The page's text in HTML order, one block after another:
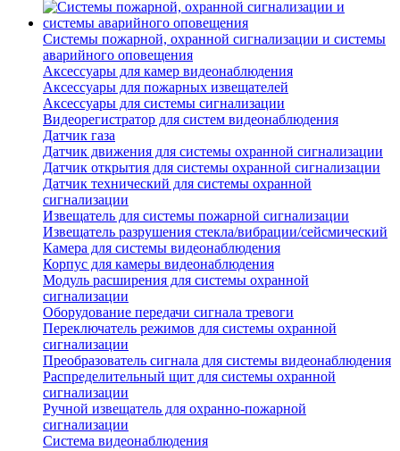
Системы пожарной, охранной сигнализации и системы
аварийного оповещения
Аксессуары для камер видеонаблюдения
Аксессуары для пожарных извещателей
Аксессуары для системы сигнализации
Видеорегистратор для систем видеонаблюдения
Датчик газа
Датчик движения для системы охранной сигнализации
Датчик открытия для системы охранной сигнализации
Датчик технический для системы охранной
сигнализации
Извещатель для системы пожарной сигнализации
Извещатель разрушения стекла/вибрации/сейсмический
Камера для системы видеонаблюдения
Корпус для камеры видеонаблюдения
Модуль расширения для системы охранной
сигнализации
Оборудование передачи сигнала тревоги
Переключатель режимов для системы охранной
сигнализации
Преобразователь сигнала для системы видеонаблюдения
Распределительный щит для системы охранной
сигнализации
Ручной извещатель для охранно-пожарной
сигнализации
Система видеонаблюдения